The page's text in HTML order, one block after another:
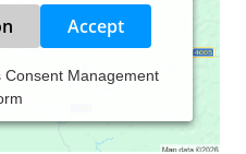
Accept
Consent Management
tätig. Meine
Prävention befindet sich